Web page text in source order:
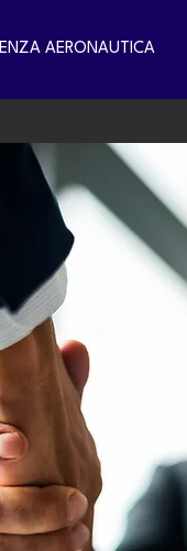
AERONAUTICA